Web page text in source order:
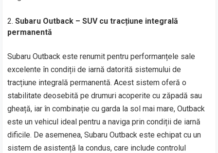
Subaru Outback – SUV cu tracțiune integrală
permanentă
Subaru Outback este renumit pentru performanțele sale
excelente în condiții de iarnă datorită sistemului de
tracțiune integrală permanentă. Acest sistem oferă o
stabilitate deosebită pe drumuri acoperite cu zăpadă sau
gheață, iar în combinație cu garda la sol mai mare, Outback
este un vehicul ideal pentru a naviga prin condiții de iarnă
dificile. De asemenea, Subaru Outback este echipat cu un
sistem de asistență la condus, care include controlul